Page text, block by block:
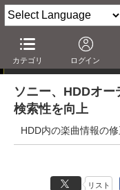
カテゴリ ログイン
ニュース
ソニー、HDDオ
検索性を向上
HDD内の楽曲情報の
リスト